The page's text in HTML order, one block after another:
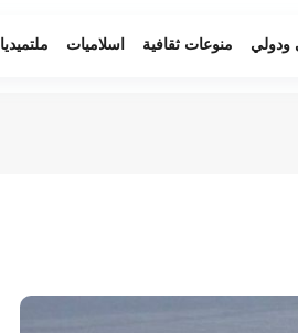
ودولي منوعات ثقافية اسلاميات ملتميديا